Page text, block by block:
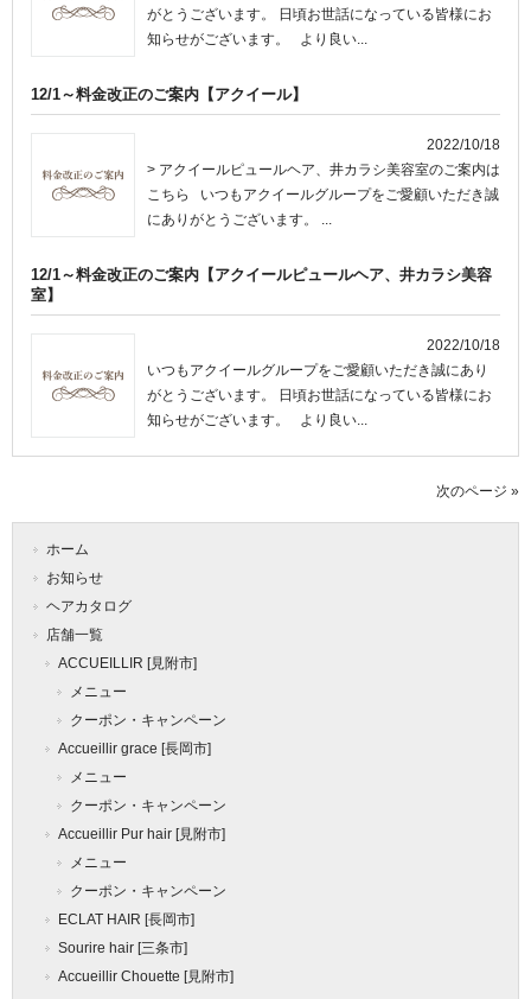
がとうございます。 日頃お世話になっている皆様にお
知らせがございます。 より良い...
12/1～料金改正のご案内【アクイール】
2022/10/18
> アクイールピュールヘア、井カラシ美容室のご案内は
こちら いつもアクイールグループをご愛顧いただき誠
にありがとうございます。 ...
12/1～料金改正のご案内【アクイールピュールヘア、井カラシ美容
室】
2022/10/18
いつもアクイールグループをご愛顧いただき誠にあり
がとうございます。 日頃お世話になっている皆様にお
知らせがございます。 より良い...
次のページ »
ホーム
お知らせ
ヘアカタログ
店舗一覧
ACCUEILLIR [見附市]
メニュー
クーポン・キャンペーン
Accueillir grace [長岡市]
メニュー
クーポン・キャンペーン
Accueillir Pur hair [見附市]
メニュー
クーポン・キャンペーン
ECLAT HAIR [長岡市]
Sourire hair [三条市]
Accueillir Chouette [見附市]